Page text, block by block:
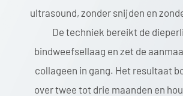
ultrasound, zonder snijden en
De techniek bereikt de
bindweefsellaag en zet de
collageen in gang. Het resultaat
over twee tot drie maanden en